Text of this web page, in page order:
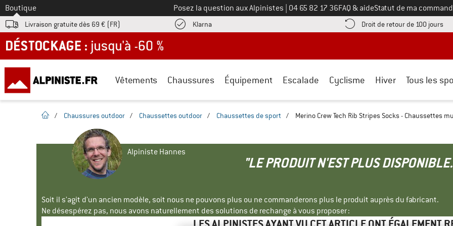
Vers le
Boutique Posez la question aux Alpinistes Appelez-nous au
04 65 82 17 36FAQ & aideStatut de ma
Livraison gratuite dès 69 € (FR) KlarnaTrouve les informations de paiement ici ! Ouvre une boîte d'information
Droit de retour de 100 jours
DÉSTOCKAGE : jusqu'à -60 %
Vêtements Chaussures Équipement Escalade Cyclisme Hiver Tous les
Page d'accueil
/ Chaussures outdoor / Chaussettes outdoor / Chaussettes de sport / Merino Crew Tech Rib Stripes Socks - Chaussettes
Alpiniste Hannes
"LE PRODUIT N'EST PLUS
Soit il s'agit d'un ancien modèle, soit nous ne pouvons plus ou ne commanderons plus le produit auprès du fabricant.
Ne désespérez pas, nous avons naturellement des solutions de rechange à vous proposer :